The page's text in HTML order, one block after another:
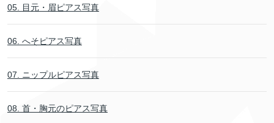
05. 目元・眉ピアス写真
06. へそピアス写真
07. ニップルピアス写真
08. 首・胸元のピアス写真